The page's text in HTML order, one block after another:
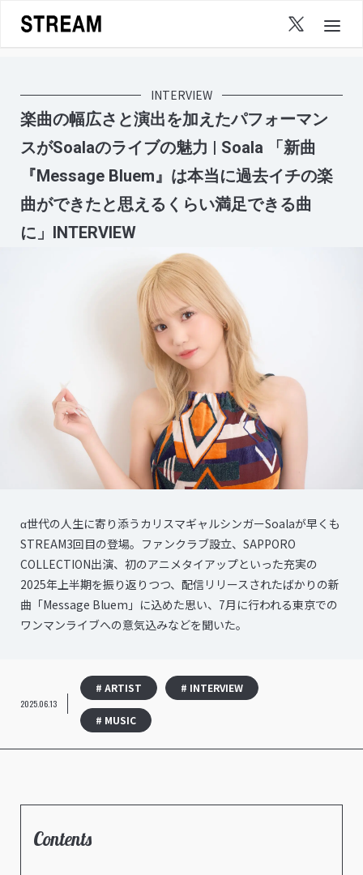
content
INTERVIEW
楽曲の幅広さと演出を加えたパフォーマン
スがSoalaのライブの魅力 | Soala 「新曲
『Message Bluem』は本当に過去イチの楽
曲ができたと思えるくらい満足できる曲
に」INTERVIEW
α世代の人生に寄り添うカリスマギャルシンガーSoalaが早くも
STREAM3回目の登場。ファンクラブ設立、SAPPORO
COLLECTION出演、初のアニメタイアップといった充実の
2025年上半期を振り返りつつ、配信リリースされたばかりの新
曲「Message Bluem」に込めた思い、7月に行われる東京での
ワンマンライブへの意気込みなどを聞いた。
2025.06.13
# ARTIST # INTERVIEW
# MUSIC
Contents